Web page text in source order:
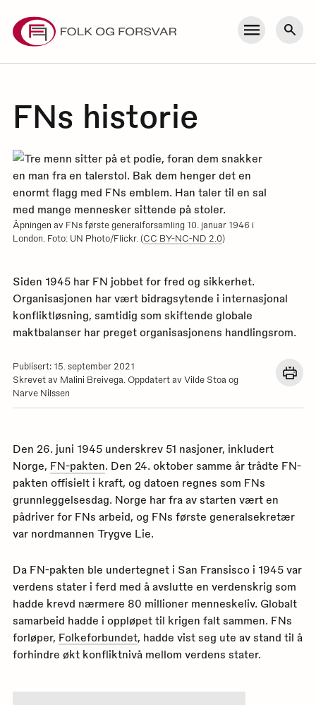
content
Meny Søk
FNs historie
Åpningen av FNs første generalforsamling 10. januar 1946 i
London. Foto: UN Photo/Flickr. (CC BY-NC-ND 2.0)
Siden 1945 har FN jobbet for fred og sikkerhet.
Organisasjonen har vært bidragsytende i internasjonal
konfliktløsning, samtidig som skiftende globale
maktbalanser har preget organisasjonens handlingsrom.
Publisert: 15. september 2021
Skrevet av Malini Breivega. Oppdatert av Vilde Stoa og
Narve Nilssen
Åpne
en
med
Den 26. juni 1945 underskrev 51 nasjoner, inkludert
Norge, FN-pakten. Den 24. oktober samme år trådte FN-
pakten offisielt i kraft, og datoen regnes som FNs
grunnleggelsesdag. Norge har fra av starten vært en
pådriver for FNs arbeid, og FNs første generalsekretær
var nordmannen Trygve Lie.
Da FN-pakten ble undertegnet i San Fransisco i 1945 var
verdens stater i ferd med å avslutte en verdenskrig som
hadde krevd nærmere 80 millioner menneskeliv. Globalt
samarbeid hadde i oppløpet til krigen falt sammen. FNs
forløper, Folkeforbundet, hadde vist seg ute av stand til å
forhindre økt konfliktnivå mellom verdens stater.